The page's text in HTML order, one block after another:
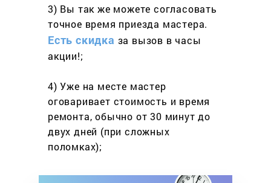
3) Вы так же можете согласовать
точное время приезда мастера.
Есть скидка за вызов в часы
акции!;
4) Уже на месте мастер
оговаривает стоимость и время
ремонта, обычно от 30 минут до
двух дней (при сложных
поломках);